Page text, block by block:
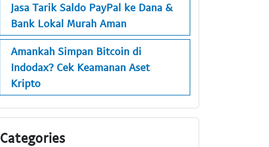
Jasa Tarik Saldo PayPal ke Dana &
Bank Lokal Murah Aman
Amankah Simpan Bitcoin di
Indodax? Cek Keamanan Aset
Kripto
Categories